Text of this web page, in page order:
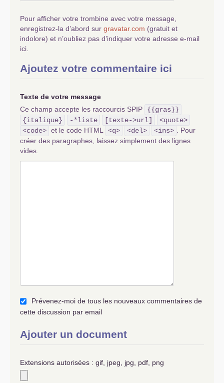
Pour afficher votre trombine avec votre message,
enregistrez-la d’abord sur gravatar.com (gratuit et
indolore) et n’oubliez pas d’indiquer votre adresse e-mail
ici.
Ajoutez votre commentaire ici
Texte de votre message
Ce champ accepte les raccourcis SPIP
{{gras}}
{italique}
-*liste [texte->url]
<quote>
<code> et le code HTML <q> <del> <ins>
. Pour
créer des paragraphes, laissez simplement des lignes
vides.
Prévenez-moi de tous les nouveaux commentaires de
cette discussion par email
Ajouter un document
Extensions autorisées : gif, jpeg, jpg, pdf, png